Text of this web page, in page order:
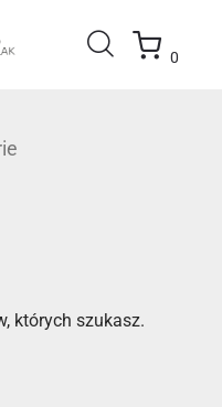
0
których szukasz.